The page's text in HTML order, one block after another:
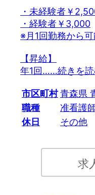
・未経験者￥
・経験者￥3,000
※月1回勤務から
【昇給】
年1回……続きを
市区町村青森県
職種
准看護
休日
その他
求